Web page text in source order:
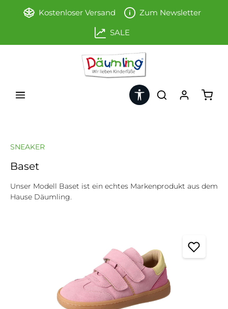
Zum Hauptinhalt springen
Kostenloser Versand Zum Newsletter
SALE
Werkzeugleiste anzeigen
SNEAKER
Baset
Unser Modell Baset ist ein echtes Markenprodukt aus dem
Hause Däumling.